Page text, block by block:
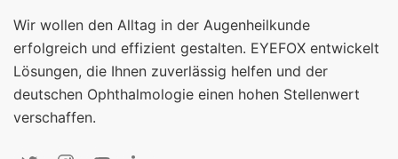
Wir wollen den Alltag in der Augenheilkunde
erfolgreich und effizient gestalten. EYEFOX entwickelt
Lösungen, die Ihnen zuverlässig helfen und der
deutschen Ophthalmologie einen hohen Stellenwert
verschaffen.